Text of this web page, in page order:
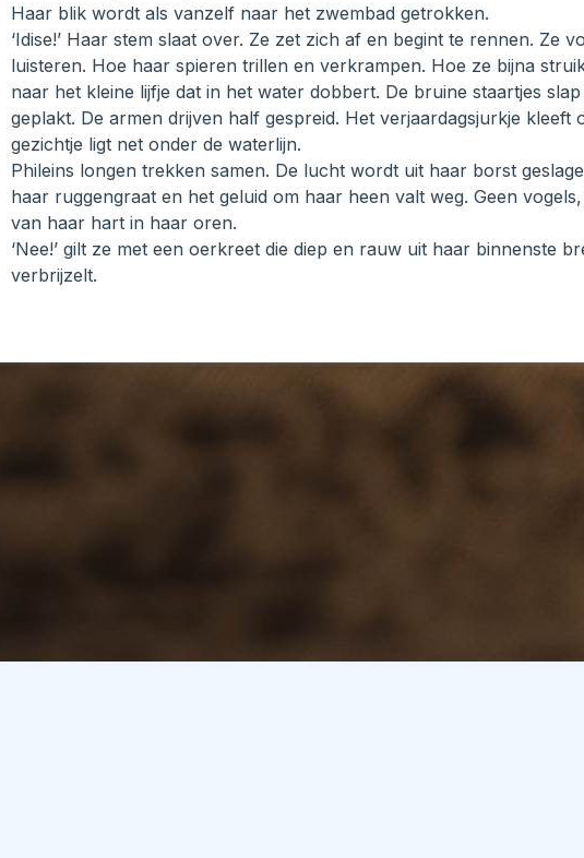
Haar blik wordt als vanzelf naar het zwembad getrokken.
‘Idise!’ Haar stem slaat over. Ze zet zich af en begint te rennen. Ze
luisteren. Hoe haar spieren trillen en verkrampen. Hoe ze bijna
naar het kleine lijfje dat in het water dobbert. De bruine staartjes
geplakt. De armen drijven half gespreid. Het verjaardagsjurkje kleeft
gezichtje ligt net onder de waterlijn.
Phileins longen trekken samen. De lucht wordt uit haar borst
haar ruggengraat en het geluid om haar heen valt weg. Geen
van haar hart in haar oren.
‘Nee!’ gilt ze met een oerkreet die diep en rauw uit haar binnenste
verbrijzelt.